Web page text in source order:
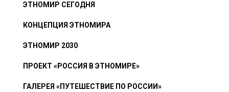
ЭТНОМИР СЕГОДНЯ
КОНЦЕПЦИЯ ЭТНОМИРА
ЭТНОМИР 2030
ПРОЕКТ «РОССИЯ В ЭТНОМИРЕ»
ГАЛЕРЕЯ «ПУТЕШЕСТВИЕ ПО РОССИИ»